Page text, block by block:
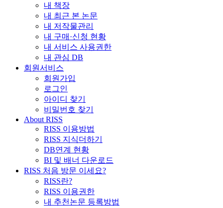
내 책장
내 최근 본 논문
내 저작물관리
내 구매·신청 현황
내 서비스 사용권한
내 관심 DB
회원서비스
회원가입
로그인
아이디 찾기
비밀번호 찾기
About RISS
RISS 이용방법
RISS 지식더하기
DB연계 현황
BI 및 배너 다운로드
RISS 처음 방문 이세요?
RISS란?
RISS 이용권한
내 추천논문 등록방법